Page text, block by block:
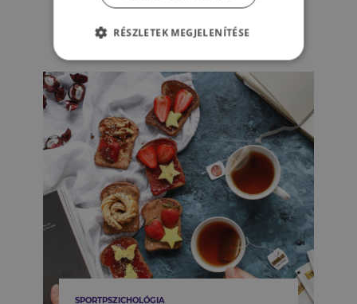
MINDSET PSZICHOLÓGIA
SPORTPSZICHOLÓGIA
RÉSZLETEK MEGJELENÍTÉSE